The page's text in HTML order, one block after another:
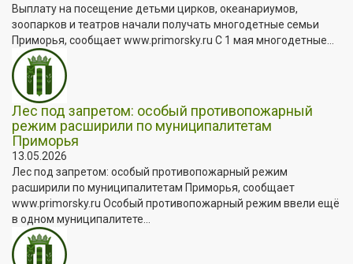
Выплату на посещение детьми цирков, океанариумов,
зоопарков и театров начали получать многодетные семьи
Приморья, сообщает www.primorsky.ru С 1 мая многодетные...
Лес под запретом: особый противопожарный
режим расширили по муниципалитетам
Приморья
13.05.2026
Лес под запретом: особый противопожарный режим
расширили по муниципалитетам Приморья, сообщает
www.primorsky.ru Особый противопожарный режим ввели ещё
в одном муниципалитете...